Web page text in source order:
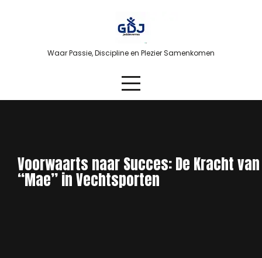
Waar Passie, Discipline en Plezier Samenkomen
Voorwaarts naar Succes: De Kracht van
“Mae” in Vechtsporten